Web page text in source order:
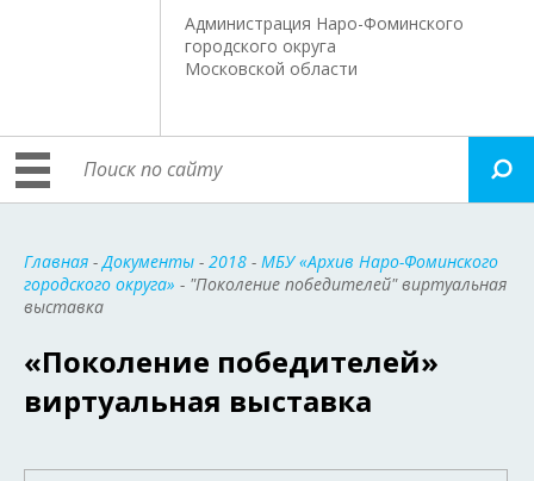
Администрация Наро-Фоминского
городского округа
Московской области
Главная -Документы - 2018 - МБУ «Архив Наро-Фоминского
городского округа» - "Поколение победителей" виртуальная
выставка
«Поколение победителей»
виртуальная выставка